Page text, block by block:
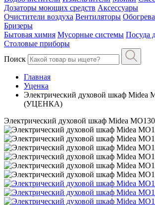
Дозаторы моющих средств Аксессуары
Очистители воздуха Вентиляторы
Бризеры
Бытовая химия Мусорные системы Посуда
Столовые приборы
Поиск
Главная
Уценка
Электрический духовой шкаф Midea
(УЦЕНКА)
Электрический духовой шкаф Midea